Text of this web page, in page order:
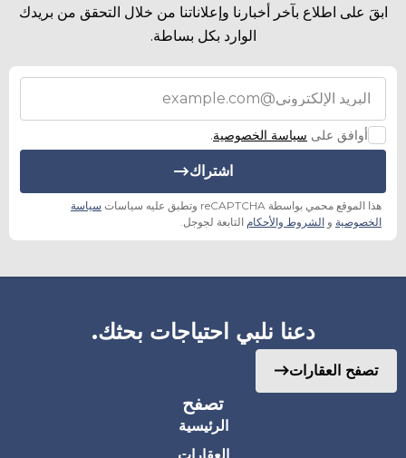
ابقَ على اطلاع بآخر أخبارنا وإعلاناتنا من خلال التحقق من بريدك
الوارد بكل بساطة.
أوافق على سياسة الخصوصية.
اشتراك
هذا الموقع محمي بواسطة reCAPTCHA وتطبق عليه سياسات
سياسة
الخصوصية و الشروط والأحكام التابعة لجوجل.
دعنا نلبي احتياجات بحثك.
تصفح العقارات
تصفح
الرئيسية